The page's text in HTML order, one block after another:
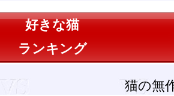
好きな猫
ランキング
猫の無